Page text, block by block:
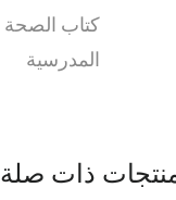
كتاب الصحة
المدرسية
ذات صلة